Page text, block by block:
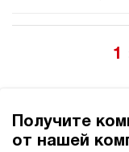
Маслостанция 220
1
Получите
от нашей